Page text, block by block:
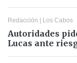
Redacción Los Cabos
Autoridades
Lucas ante